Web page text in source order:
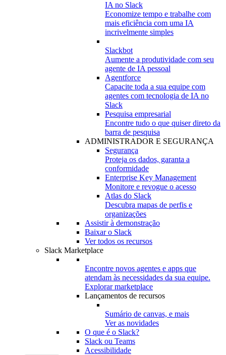
IA no Slack
Economize tempo e trabalhe com
mais eficiência com uma IA
incrivelmente simples
Slackbot
Aumente a produtividade com seu
agente de IA pessoal
Agentforce
Capacite toda a sua equipe com
agentes com tecnologia de IA no
Slack
Pesquisa empresarial
Encontre tudo o que quiser direto da
barra de pesquisa
ADMINISTRADOR E SEGURANÇA
Segurança
Proteja os dados, garanta a
conformidade
Enterprise Key Management
Monitore e revogue o acesso
Atlas do Slack
Descubra mapas de perfis e
organizações
Assistir à demonstração
Baixar o Slack
Ver todos os recursos
Slack Marketplace
Encontre novos agentes e apps que
atendam às necessidades da sua equipe.
Explorar marketplace
Lançamentos de recursos
Sumário de canvas, e mais
Ver as novidades
O que é o Slack?
Slack ou Teams
Acessibilidade